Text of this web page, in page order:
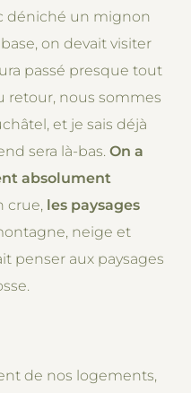
déniché un mignon
on devait visiter
passé presque tout
retour, nous sommes
et je sais déjà
sera là-bas. On a
absolument
crue, les paysages
neige et
penser aux paysages
de nos logements,